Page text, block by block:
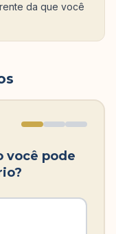
da que você
você pode